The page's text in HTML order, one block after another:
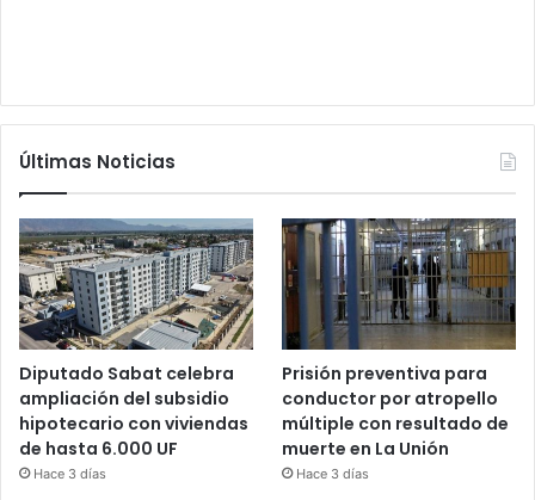
Últimas Noticias
Diputado Sabat celebra
ampliación del subsidio
hipotecario con viviendas
de hasta 6.000 UF
Hace 3 días
Prisión preventiva para
conductor por atropello
múltiple con resultado de
muerte en La Unión
Hace 3 días